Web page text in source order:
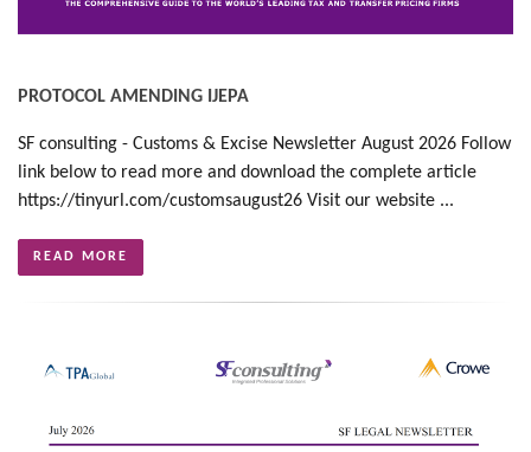
PROTOCOL AMENDING IJEPA
SF consulting - Customs & Excise Newsletter August 2026 Follow
link below to read more and download the complete article
https://tinyurl.com/customsaugust26 Visit our website ...
READ MORE